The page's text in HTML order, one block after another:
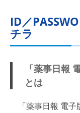
ID／
チラ
「薬事日報
とは
「薬事日報 電子